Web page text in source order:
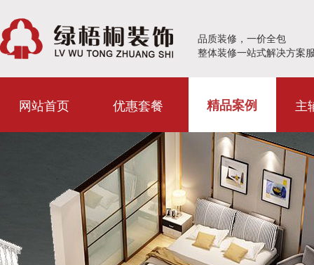
品质装修，一价全包
整体装修一站式解决方案
网站首页 优惠套餐 精品案例 主